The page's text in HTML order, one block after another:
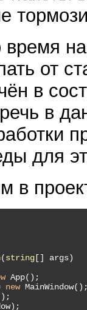
время
от
в
в
для
в
(string [] args)
App();
new